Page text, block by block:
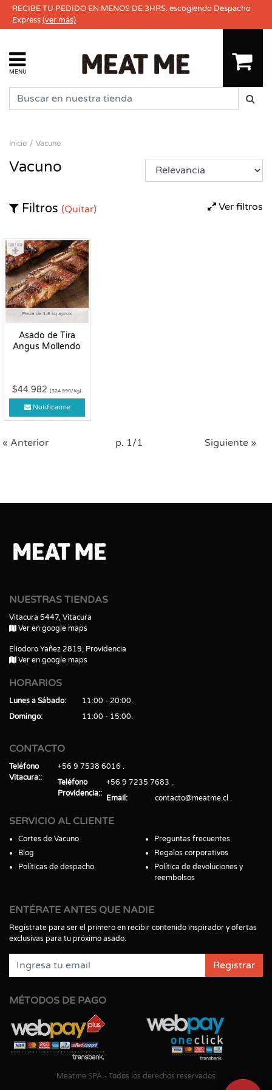
RECIBE TU PEDIDO EN MENOS DE 3HRS. escogiendo Despacho
Express(ver más)
MENU
Inicio Vacuno
Vacuno
Ver filtros
Filtros (Quitar)
Pieza de 1.8 kg aprox
Asado de Tira
Angus Mollendo
Congelado
$44.982($24.990/Kg)
Notificarme
« Anterior p. 1/1 Siguiente »
NUESTRAS TIENDAS
Vitacura 5447, Vitacura
Ver en google maps
Eliodoro Yañez 2819, Providencia
Ver en google maps
HORARIOS
Lunes a Sábado
11:00 - 20:00
Domingo
11:00 - 15:00
CONTACTO
Teléfono
Vitacura:
+56 9 7538 6016
Teléfono
Providencia:
+56 9 7235 7683
Email
contacto@meatme.cl
SERVICIO AL CLIENTE
Cortes de Vacuno
Blog
Políticas de despacho
Preguntas frecuentes
Regalos corporativos
Política de devoluciones y
reembolsos
ENTÉRATE ANTES QUE NADIE
Regístrate para ser el primero en recibir contenido inspirador y ofertas
exclusivas para tu próximo asado.
Registrar
MÉTODOS DE PAGO
Meatme SPA - Todos los derechos reservados